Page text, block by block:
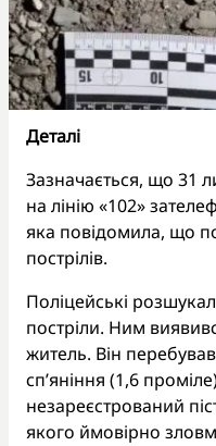
Деталі
Зазначається, що 31
на лінію «102»
яка повідомила, що
пострілів.
Поліцейські
постріли. Ним
житель. Він
сп’яніння (1,6
незареєстрований
якого ймовірно